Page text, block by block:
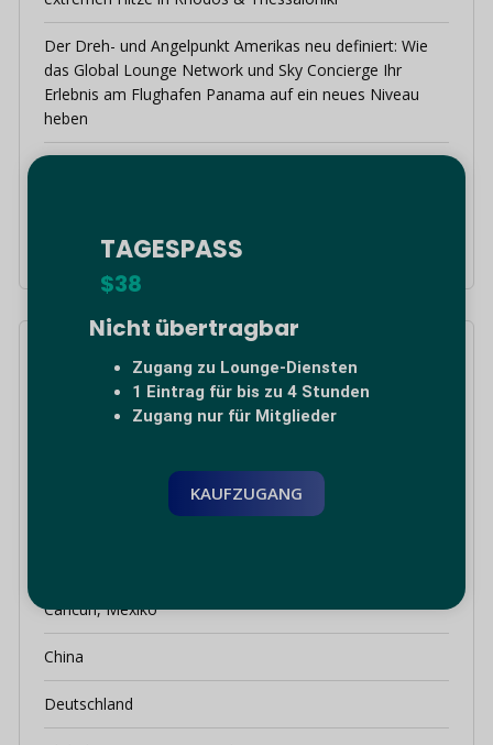
Der Dreh- und Angelpunkt Amerikas neu definiert: Wie
das Global Lounge Network und Sky Concierge Ihr
Erlebnis am Flughafen Panama auf ein neues Niveau
heben
Kategorien
Arica, Chile
Bogota, Kolumbien
Cancún, Mexiko
China
Deutschland
TAGESPASS
$38
Nicht übertragbar
Zugang zu Lounge-Diensten
1 Eintrag für bis zu 4 Stunden
Zugang nur für Mitglieder
KAUFZUGANG